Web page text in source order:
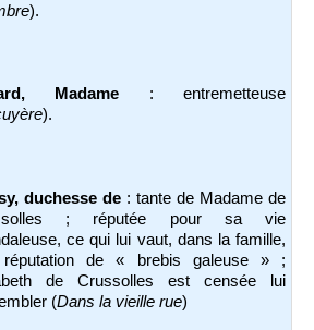
).
Madame : entremetteuse
).
duchesse de : tante de Madame de
; réputée pour sa vie
ce qui lui vaut, dans la famille,
réputation de « brebis galeuse » ;
de Crussolles est censée lui
(Dans la vieille rue)